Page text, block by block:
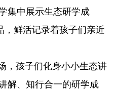
集中展示生态研学成
，鲜活记录着孩子们亲近
，孩子们化身小小生态讲
解、知行合一的研学成